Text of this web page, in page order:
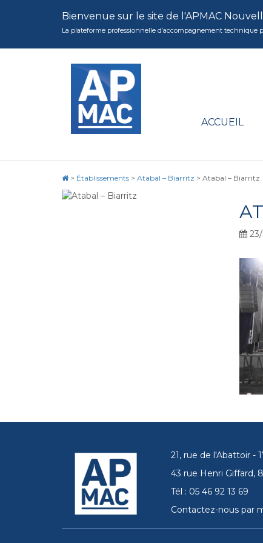
Bienvenue sur le site de l'APMAC
La plateforme professionnelle d’accompagnement technique
ACCUEIL
> Établissements > Atabal – Biarritz > Atabal – Biarritz
23/
21, rue de l'Abattoir -
43 rue Henri Giffard,
Tél : 05 46 92 13 69
Contactez-nous par